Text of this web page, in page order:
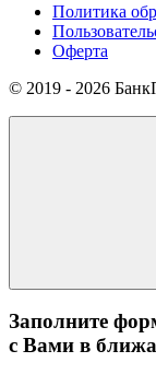
Политика
Оферта
© 2019 - 2026
Заполните
с Вами в